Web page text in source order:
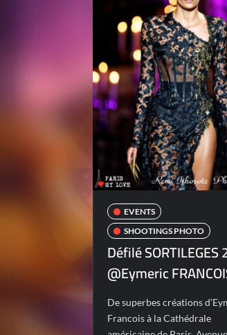
EVENTS
SHOOTINGS PHOTO
Défilé SORTILEGES
@Eymeric
De superbes créations
Francois à la Cathédrale